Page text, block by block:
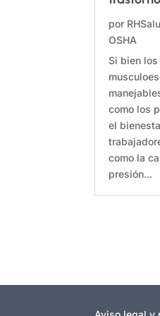
por
OSHA
Si bien
como los
el
como la
presión...